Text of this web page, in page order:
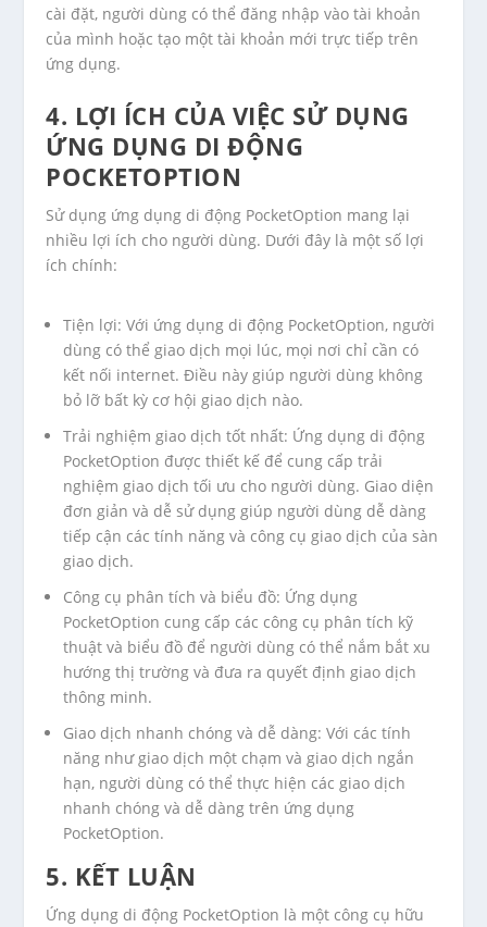
cài đặt, người dùng có thể đăng nhập vào tài khoản
của mình hoặc tạo một tài khoản mới trực tiếp trên
ứng dụng.
4. LỢI ÍCH CỦA VIỆC SỬ DỤNG
ỨNG DỤNG DI ĐỘNG
POCKETOPTION
Sử dụng ứng dụng di động PocketOption mang lại
nhiều lợi ích cho người dùng. Dưới đây là một số lợi
ích chính:
Tiện lợi: Với ứng dụng di động PocketOption, người
dùng có thể giao dịch mọi lúc, mọi nơi chỉ cần có
kết nối internet. Điều này giúp người dùng không
bỏ lỡ bất kỳ cơ hội giao dịch nào.
Trải nghiệm giao dịch tốt nhất: Ứng dụng di động
PocketOption được thiết kế để cung cấp trải
nghiệm giao dịch tối ưu cho người dùng. Giao diện
đơn giản và dễ sử dụng giúp người dùng dễ dàng
tiếp cận các tính năng và công cụ giao dịch của sàn
giao dịch.
Công cụ phân tích và biểu đồ: Ứng dụng
PocketOption cung cấp các công cụ phân tích kỹ
thuật và biểu đồ để người dùng có thể nắm bắt xu
hướng thị trường và đưa ra quyết định giao dịch
thông minh.
Giao dịch nhanh chóng và dễ dàng: Với các tính
năng như giao dịch một chạm và giao dịch ngắn
hạn, người dùng có thể thực hiện các giao dịch
nhanh chóng và dễ dàng trên ứng dụng
PocketOption.
5. KẾT LUẬN
Ứng dụng di động PocketOption là một công cụ hữu